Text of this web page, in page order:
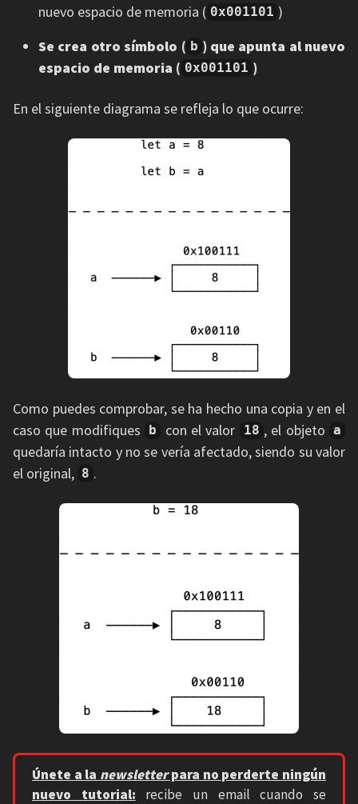
nuevo espacio de memoria ( 0x001101 )
Se crea otro símbolo ( b ) que apunta al nuevo
espacio de memoria ( 0x001101 )
En el siguiente diagrama se refleja lo que ocurre:
Como puedes comprobar, se ha hecho una copia y en el
caso que modifiques
b con el valor 18 , el objeto a
quedaría intacto y no se vería afectado, siendo su valor
el original, 8 .
Únete a la newsletterpara no perderte ningún
nuevo tutorial:
recibe un email cuando se